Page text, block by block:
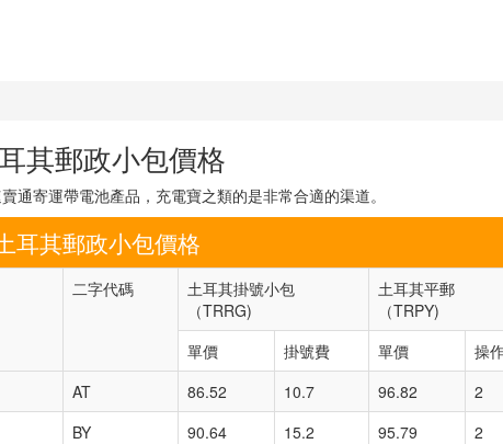
其郵政小包價格
通寄運帶電池產品，充電寶之類的是非常合適的渠道。
耳其郵政小包價格
二字代碼
土耳其掛號小包
（TRRG)
土耳其平郵
（TRPY)
單價
掛號費 單價
操
AT 86.52 10.7 96.82
2
BY 90.64 15.2 95.79
2